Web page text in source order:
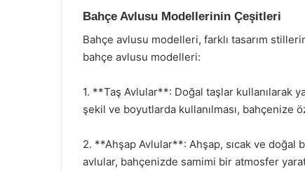
Bahçe Avlusu Modellerinin Çeşitleri
Bahçe avlusu modelleri, farklı tasarım
bahçe avlusu modelleri:
1. **Taş Avlular**: Doğal taşlar kullanılarak
şekil ve boyutlarda kullanılması, bahçenize
2. **Ahşap Avlular**: Ahşap, sıcak ve doğal
avlular, bahçenizde samimi bir atmosfer